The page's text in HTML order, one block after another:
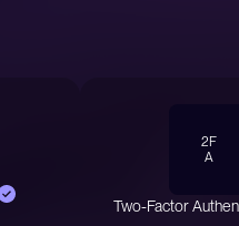
2F
A
Two-Factor